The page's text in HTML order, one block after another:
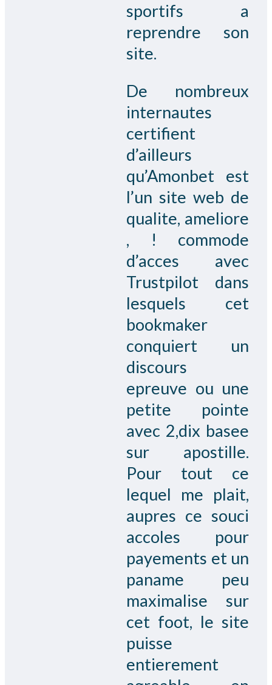
sportifs a
reprendre son
site.
De nombreux
internautes
certifient
d’ailleurs
qu’Amonbet est
l’un site web de
qualite, ameliore
, ! commode
d’acces avec
Trustpilot dans
lesquels cet
bookmaker
conquiert un
discours
epreuve ou une
petite pointe
avec 2,dix basee
sur apostille.
Pour tout ce
lequel me plait,
aupres ce souci
accoles pour
payements et un
paname peu
maximalise sur
cet foot, le site
puisse
entierement